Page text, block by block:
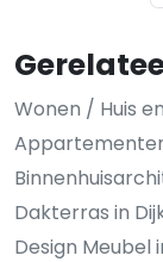
Wonen / Huis
Dakterras in
Design Meubel